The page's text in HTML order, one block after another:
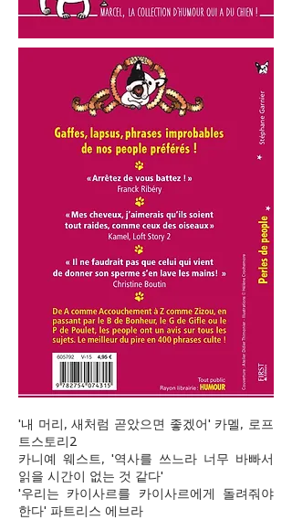
'내 머리, 새처럼 곧았으면 좋겠어' 카멜, 로프
트스토리2
카니예 웨스트, '역사를 쓰느라 너무 바빠서
읽을 시간이 없는 것 같다'
'우리는 카이사르를 카이사르에게 돌려줘야
한다' 파트리스 에브라